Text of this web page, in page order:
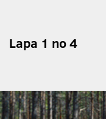
Lapa 1 no 4